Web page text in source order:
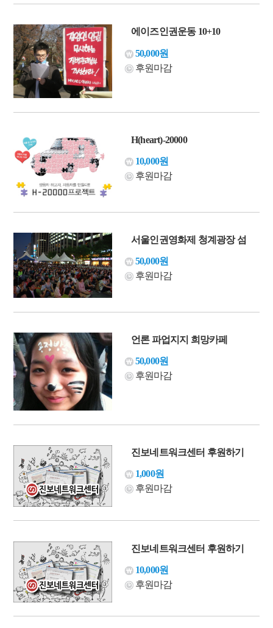
에이즈인권운동 10+10
50,000원
후원마감
H(heart)-20000
10,000원
후원마감
서울인권영화제 청계광장 섬
50,000원
후원마감
언론 파업지지 희망카페
50,000원
후원마감
진보네트워크센터 후원하기
1,000원
후원마감
진보네트워크센터 후원하기
10,000원
후원마감